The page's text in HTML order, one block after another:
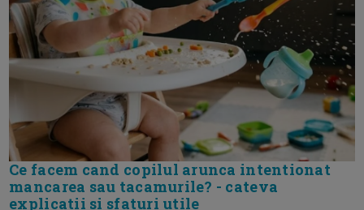
Ce facem cand copilul arunca intentionat
mancarea sau tacamurile? - cateva
explicatii si sfaturi utile